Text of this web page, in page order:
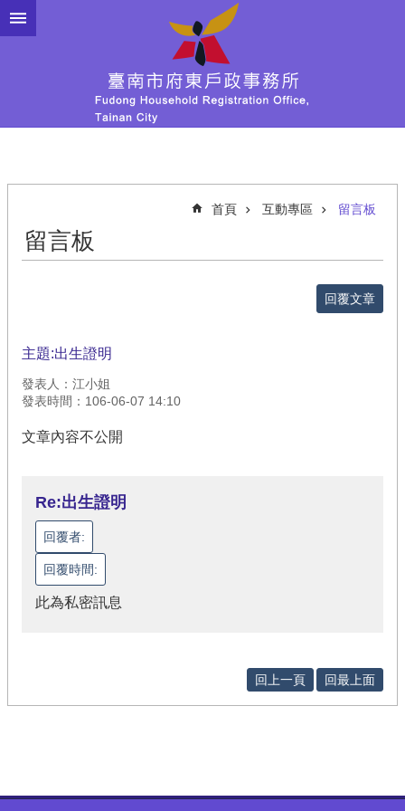
跳到主要內容區塊
首頁 互動專區 留言板
留言板
回覆文章
主題:出生證明
發表人：江小姐
發表時間：106-06-07 14:10
文章內容不公開
Re:出生證明
回覆者:
回覆時間:
此為私密訊息
回上一頁 回最上面